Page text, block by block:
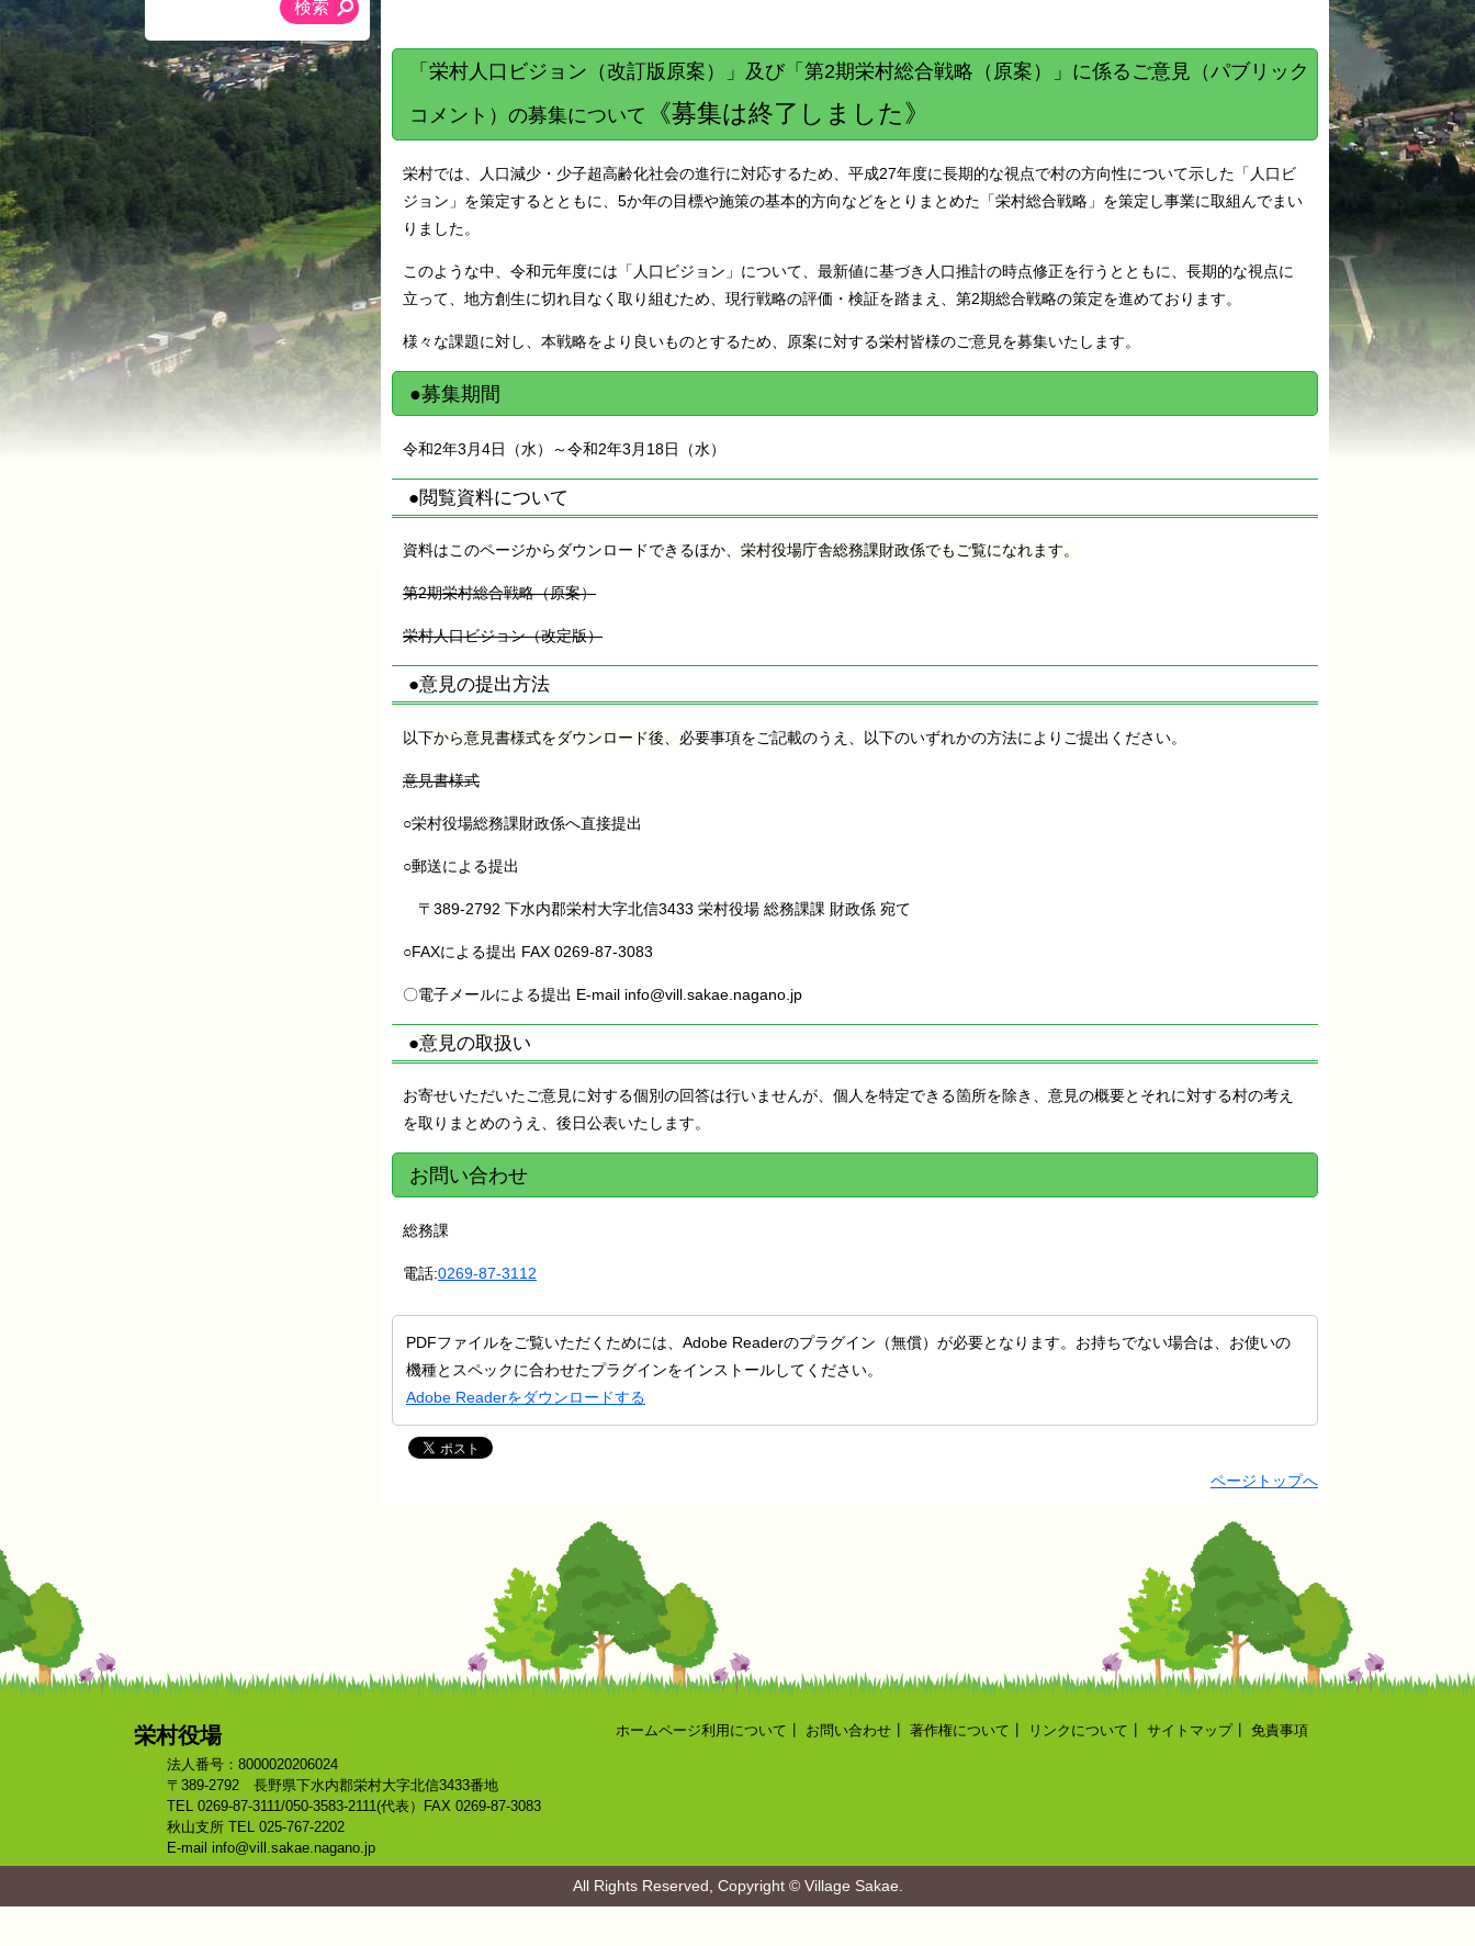
「栄村人口ビジョン（改訂版原案）」及び「第2期栄村総合戦略（原案）」に係るご意見（パブリック
コメント）の募集について
《募集は終了しました》
栄村では、人口減少・少子超高齢化社会の進行に対応するため、平成27年度に長期的な視点で村の方向性について示した「人口ビ
ジョン」を策定するとともに、5か年の目標や施策の基本的方向などをとりまとめた「栄村総合戦略」を策定し事業に取組んでまい
りました。
このような中、令和元年度には「人口ビジョン」について、最新値に基づき人口推計の時点修正を行うとともに、長期的な視点に
立って、地方創生に切れ目なく取り組むため、現行戦略の評価・検証を踏まえ、第2期総合戦略の策定を進めております。
様々な課題に対し、本戦略をより良いものとするため、原案に対する栄村皆様のご意見を募集いたします。
●募集期間
令和2年3月4日（水）～令和2年3月18日（水）
●閲覧資料について
資料はこのページからダウンロードできるほか、 栄村役場庁舎総務課財政係でもご覧になれます。
第2期栄村総合戦略（原案）
栄村人口ビジョン（改定版）
●意見の提出方法
以下から意見書様式をダウンロード後、 必要事項をご記載のうえ、以下のいずれかの方法によりご提出ください。
意見書様式
○栄村役場総務課財政係へ直接提出
○郵送による提出
〒389-2792 下水内郡栄村大字北信3433 栄村役場 総務課課 財政係 宛て
○FAXによる提出 FAX 0269-87-3083
〇電子メールによる提出 E-mail info@vill.sakae.nagano.jp
●意見の取扱い
お寄せいただいたご意見に対する個別の回答は行いませんが、個人を特定できる箇所を除き、意見の概要とそれに対する村の考え
を取りまとめのうえ、後日公表いたします。
お問い合わせ
総務課
電話:0269-87-3112
PDFファイルをご覧いただくためには、Adobe Readerのプラグイン（無償）が必要となります。お持ちでない場合は、お使いの
機種とスペックに合わせたプラグインをインストールしてください。
Adobe Readerをダウンロードする
ページトップへ
栄村役場
法人番号：8000020206024
〒389-2792 長野県下水内郡栄村大字北信3433番地
TEL 0269-87-3111/050-3583-2111(代表）FAX 0269-87-3083
秋山支所 TEL 025-767-2202
E-mail info@vill.sakae.nagano.jp
ホームページ利用について お問い合わせ 著作権について リンクについて サイトマップ┃ 免責事項
All Rights Reserved, Copyright © Village Sakae.